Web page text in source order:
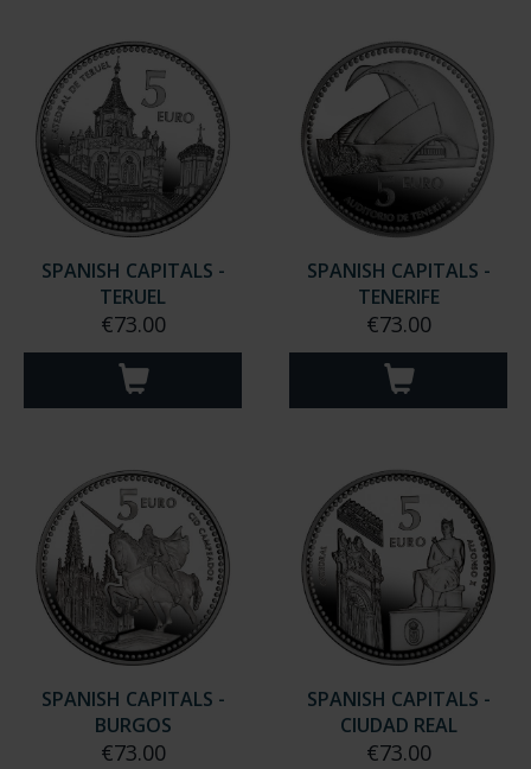
SPANISH CAPITALS -
TERUEL
€73.00
SPANISH CAPITALS -
TENERIFE
€73.00
SPANISH CAPITALS -
BURGOS
€73.00
SPANISH CAPITALS -
CIUDAD REAL
€73.00